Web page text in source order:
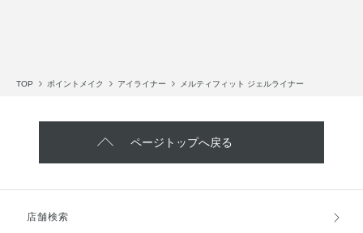
TOP ポイントメイク アイライナー メルティフィット ジェルライナー
ページトップへ戻る
店舗検索